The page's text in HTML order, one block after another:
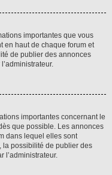
importantes que vous
en haut de chaque forum et
de publier des annonces
importantes concernant le
que possible. Les annonces
dans lequel elles sont
la possibilité de publier des
l’administrateur.